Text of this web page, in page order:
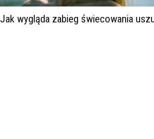
Jak wygląda zabieg świecowania